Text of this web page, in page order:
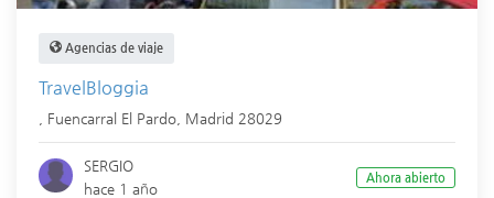
Agencias de viaje
TravelBloggia
Fuencarral El Pardo Madrid 28029
SERGIO
hace 1 año
Ahora abierto